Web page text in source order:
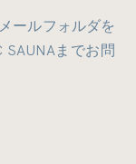
香りに包まれ
体の表面だけ
ためる。
りにある木々
ウナ上がりに
しただけま
みたい衝動に駆
らけだし、自
ールフォルダを
までお問